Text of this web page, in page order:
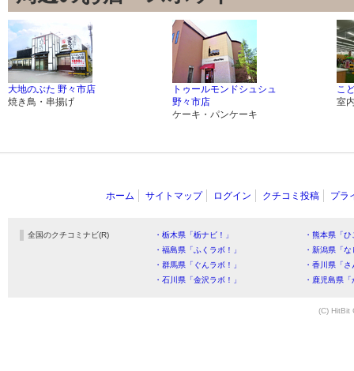
大地のぶた 野々市店
焼き鳥・串揚げ
トゥールモンドシュシュ
野々市店
ケーキ・パンケーキ
こ
室
ホーム サイトマップ ログイン クチコミ投稿 プラ
全国のクチコミナビ(R) ・栃木県「栃ナビ！」
・熊本県「
・福島県「ふくラボ！」
・新潟県「
・群馬県「ぐんラボ！」
・香川県「
・石川県「金沢ラボ！」
・鹿児島県
(C) HitBit